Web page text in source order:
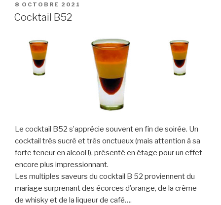
PUBLIÉ
LE
8 OCTOBRE 2021
Cocktail B52
Le cocktail B52 s’apprécie souvent en fin de soirée. Un
cocktail très sucré et très onctueux (mais attention à sa
forte teneur en alcool !), présenté en étage pour un effet
encore plus impressionnant.
Les multiples saveurs du cocktail B 52 proviennent du
mariage surprenant des écorces d’orange, de la crème
de whisky et de la liqueur de café….